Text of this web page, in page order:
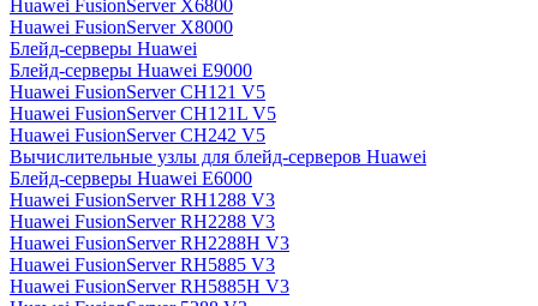
Huawei FusionServer X6800
Huawei FusionServer X8000
Блейд-серверы Huawei
Блейд-серверы Huawei E9000
Huawei FusionServer CH121 V5
Huawei FusionServer CH121L V5
Huawei FusionServer CH242 V5
Вычислительные узлы для блейд-серверов Huawei
Блейд-серверы Huawei E6000
Huawei FusionServer RH1288 V3
Huawei FusionServer RH2288 V3
Huawei FusionServer RH2288H V3
Huawei FusionServer RH5885 V3
Huawei FusionServer RH5885H V3